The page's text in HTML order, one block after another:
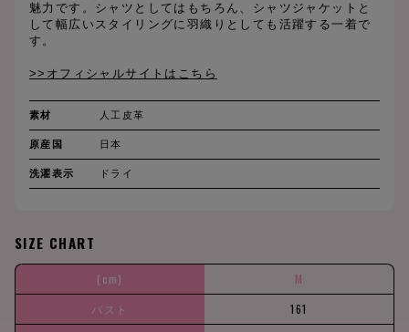
魅力です。シャツとしてはもちろん、シャツジャケットと
して幅広いスタイリングに羽織りとしても活躍する一着で
す。
>>オフィシャルサイトはこちら
素材 人工皮革
原産国 日本
洗濯表示 ドライ
SIZE CHART
(cm)
M
バスト
161